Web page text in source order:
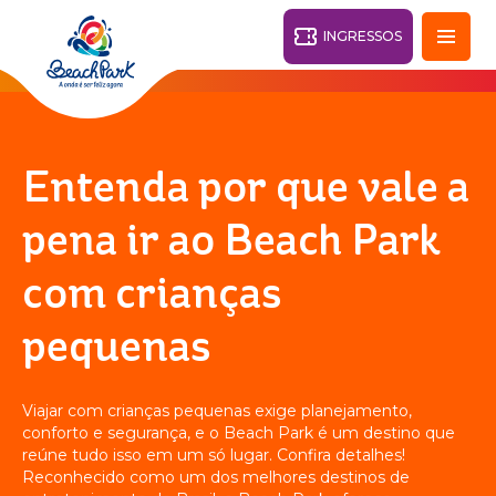
O DESTINO
Fortaleza - CE 28°
INGRESSOS
Voltar
PARK
RESORT
Entenda por que vale a
pena ir ao Beach Park
com crianças
pequenas
Viajar com crianças pequenas exige planejamento,
conforto e segurança, e o Beach Park é um destino que
reúne tudo isso em um só lugar. Confira detalhes!
Reconhecido como um dos melhores destinos de